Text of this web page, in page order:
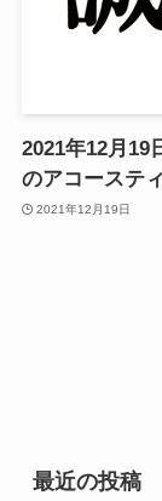
2021年12月
のアコーステ
2021年12月19日
最近の投稿